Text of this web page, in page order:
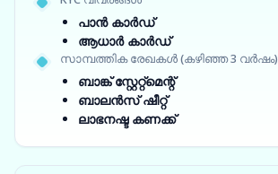
പാൻ കാർഡ്
ആധാർ കാർഡ്
സാമ്പത്തിക രേഖകൾ (കഴിഞ്ഞ 3 വർഷം)
ബാങ്ക് സ്റ്റേറ്റ്‌മെന്റ്
ബാലൻസ് ഷീറ്റ്
ലാഭനഷ്ട കണക്ക്